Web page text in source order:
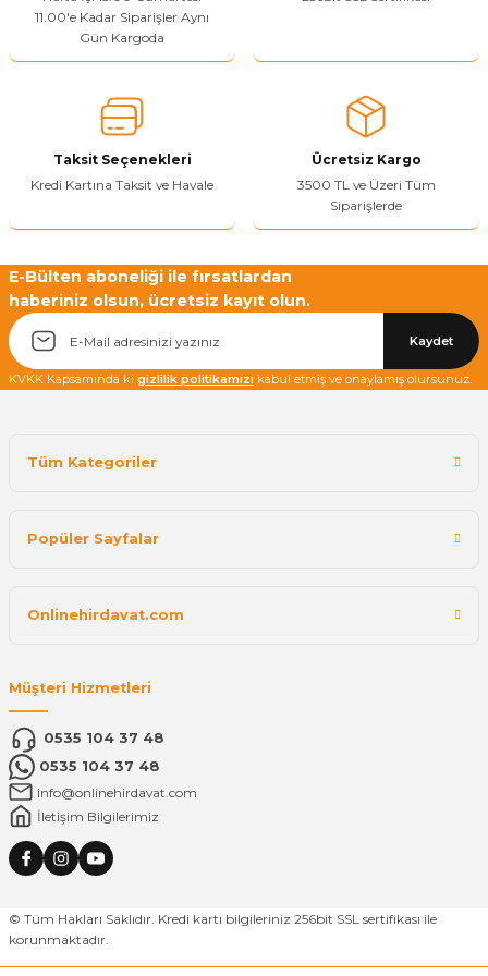
Ürün açıklamasında eksik bilgiler bulunuyor.
Sitenize Pek Güvenemedim
Bu ürüne benzer farklı alternatifler olmalı.
Yetkiliye Gönder
11.00'e Kadar Siparişler Aynı
Gün Kargoda
Taksit Seçenekleri
Kredi Kartına Taksit ve Havale
Ücretsiz Kargo
3500 TL ve Üzeri Tüm
Siparişlerde
E-Bülten aboneliği ile fırsatlardan
haberiniz olsun, ücretsiz kayıt olun.
Kaydet
KVKK Kapsamında ki gizlilik politikamızı kabul etmiş ve onaylamış olursunuz.
Tüm Kategoriler
Popüler Sayfalar
Onlinehirdavat.com
Müşteri Hizmetleri
0535 104 37 48
0535 104 37 48
info@onlinehirdavat.com
İletişim Bilgilerimiz
© Tüm Hakları Saklıdır. Kredi kartı bilgileriniz 256bit SSL sertifikası ile
korunmaktadır.